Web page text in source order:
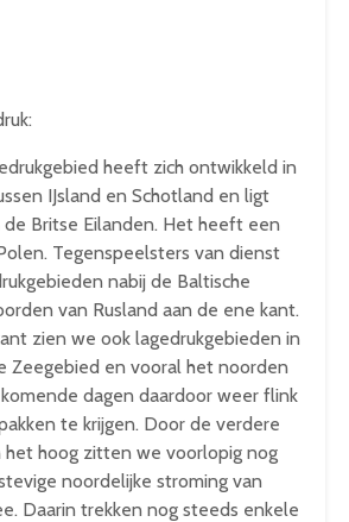
heeft zich ontwikkeld in
IJsland en Schotland en ligt
Britse Eilanden. Het heeft een
Tegenspeelsters van dienst
nabij de Baltische
van Rusland aan de ene kant.
zien we ook lagedrukgebieden in
Zeegebied en vooral het noorden
dagen daardoor weer flink
te krijgen. Door de verdere
het hoog zitten we voorlopig nog
noordelijke stroming van
Daarin trekken nog steeds enkele